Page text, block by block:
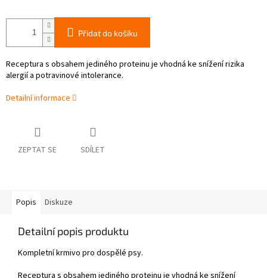
Přidat do košíku
Receptura s obsahem jediného proteinu je vhodná ke snížení rizika
alergií a potravinové intolerance.
Detailní informace
ZEPTAT SE SDÍLET
Popis Diskuze
Detailní popis produktu
Kompletní krmivo pro dospělé psy.